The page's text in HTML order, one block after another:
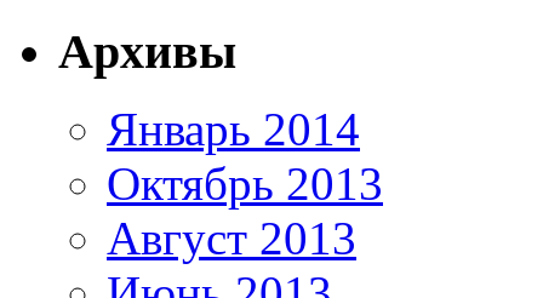
Архивы
Январь 2014
Октябрь 2013
Август 2013